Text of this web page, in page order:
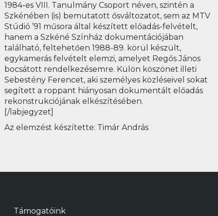
1984-es VIII. Tanulmány Csoport néven, szintén a
Szkénében (is) bemutatott ősváltozatot, sem az MTV
Stúdió ’91 műsora által készített előadás-felvételt,
hanem a Szkéné Színház dokumentációjában
található, feltehetően 1988-89. körül készült,
egykamerás felvételt elemzi, amelyet Regős János
bocsátott rendelkezésemre. Külön köszönet illeti
Sebestény Ferencet, aki személyes közléseivel sokat
segített a roppant hiányosan dokumentált előadás
rekonstrukciójának elkészítésében.
[/labjegyzet]
Az elemzést készítette: Timár András
Támogatóink